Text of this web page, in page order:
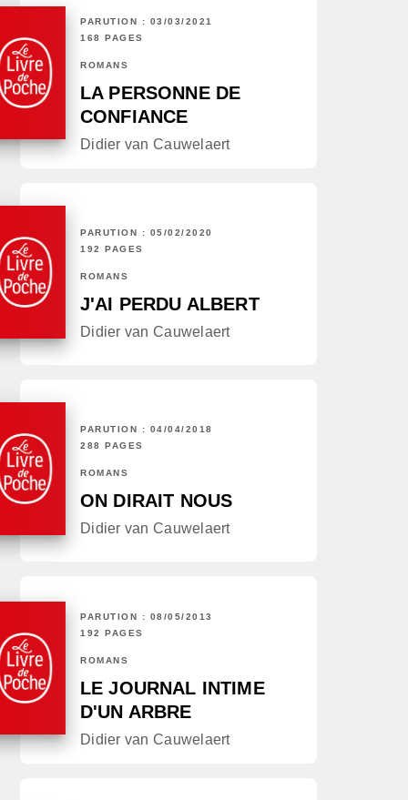
PARUTION : 03/03/2021
168 PAGES
ROMANS
LA PERSONNE DE
CONFIANCE
Didier van Cauwelaert
PARUTION : 05/02/2020
192 PAGES
ROMANS
J'AI PERDU ALBERT
Didier van Cauwelaert
PARUTION : 04/04/2018
288 PAGES
ROMANS
ON DIRAIT NOUS
Didier van Cauwelaert
PARUTION : 08/05/2013
192 PAGES
ROMANS
LE JOURNAL INTIME
D'UN ARBRE
Didier van Cauwelaert